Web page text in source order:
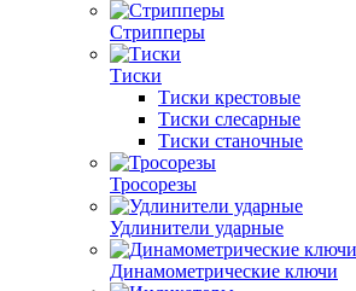
Стрипперы
Тиски
Тиски крестовые
Тиски слесарные
Тиски станочные
Тросорезы
Удлинители ударные
Динамометрические ключи